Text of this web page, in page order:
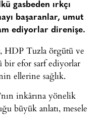
gasbeden ırkçı
başaranlar, umut
ediyorlar direnişe.
HDP Tuzla örgütü ve
bir efor sarf ediyorlar
ellerine sağlık.
inkârına yönelik
büyük anlatı, mesele